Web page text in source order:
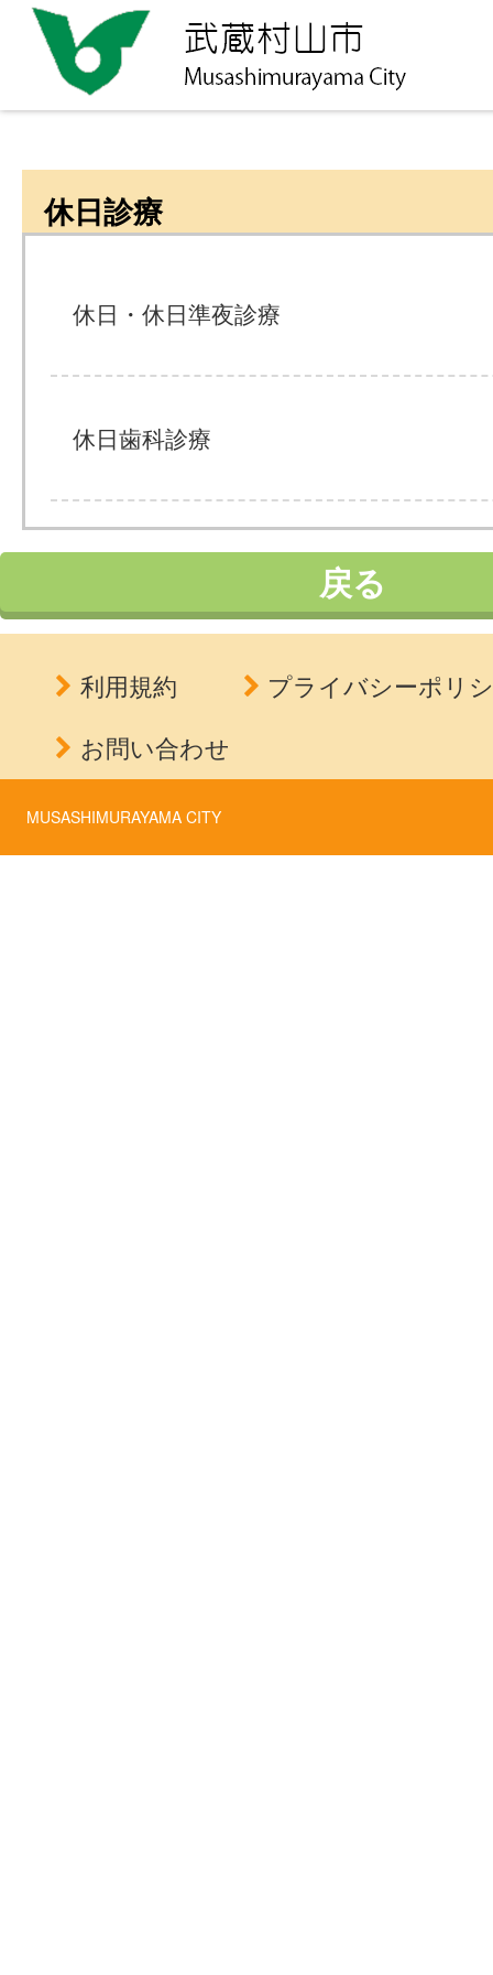
休日診療
休日・休日準夜診療
休日歯科診療
戻る
利用規約
プライバシーポリ
お問い合わせ
MUSASHIMURAYAMA CITY